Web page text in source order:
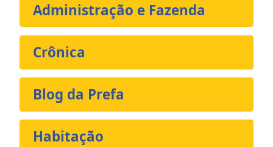
Administração e Fazenda
Crônica
Blog da Prefa
Habitação